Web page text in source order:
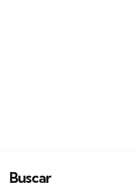
Buscar